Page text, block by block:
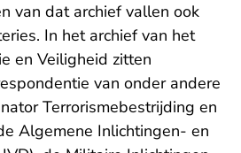
van dat archief vallen ook
In het archief van het
en Veiligheid zitten
van onder andere
Terrorismebestrijding en
Algemene Inlichtingen- en